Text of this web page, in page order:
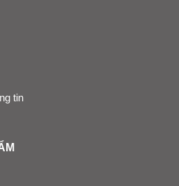
tin